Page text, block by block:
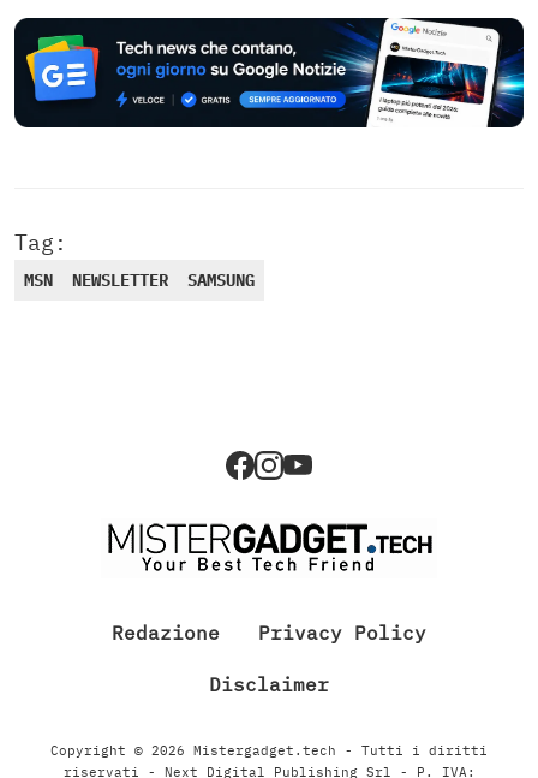
Tag:
MSN NEWSLETTER SAMSUNG
Redazione Privacy Policy
Disclaimer
Copyright © 2026 Mistergadget.tech - Tutti i diritti
riservati - Next Digital Publishing Srl - P. IVA: